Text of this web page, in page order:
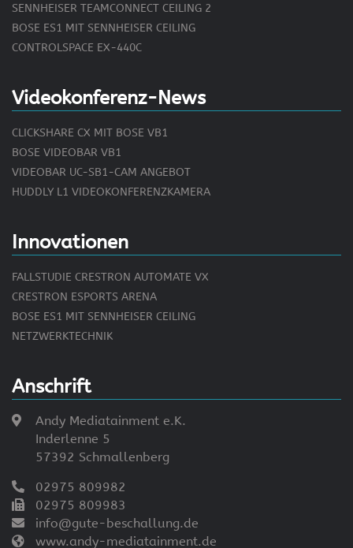
Anschrift
Andy Mediatainment e.K.
Inderlenne 5
57392 Schmallenberg
02975 809982
02975 809983
info@gute-beschallung.de
www.andy-mediatainment.de
Videokonferenz-News
Innovationen
SENNHEISER TEAMCONNECT CEILING 2
BOSE ES1 MIT SENNHEISER CEILING
CONTROLSPACE EX-440C
CLICKSHARE CX MIT BOSE VB1
BOSE VIDEOBAR VB1
VIDEOBAR UC-SB1-CAM ANGEBOT
HUDDLY L1 VIDEOKONFERENZKAMERA
FALLSTUDIE CRESTRON AUTOMATE VX
CRESTRON ESPORTS ARENA
BOSE ES1 MIT SENNHEISER CEILING
NETZWERKTECHNIK